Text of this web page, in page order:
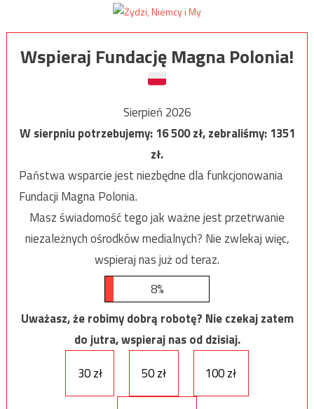
Wspieraj Fundację Magna Polonia!
Sierpień 2026
W sierpniu potrzebujemy:16 500zł, zebraliśmy:1351
zł.
Państwa wsparcie jest niezbędne dla funkcjonowania
Fundacji Magna Polonia.
Masz świadomość tego jak ważne jest przetrwanie
niezależnych ośrodków medialnych? Nie zwlekaj więc,
wspieraj nas już od teraz.
8%
Uważasz, że robimy dobrą robotę? Nie czekaj zatem
do jutra, wspieraj nas od dzisiaj.
30 zł
50 zł 100 zł